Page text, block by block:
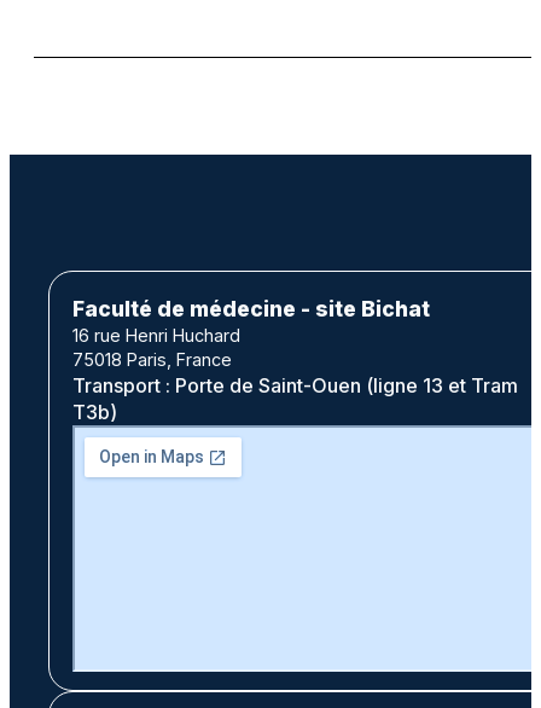
Faculté de médecine - site Bichat
16 rue Henri Huchard
75018 Paris, France
Transport : Porte de Saint-Ouen (ligne 13 et Tram
T3b)